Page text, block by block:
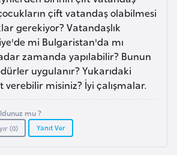
çift vatandaş olabilmesi
gerekiyor? Vatandaşlık
mi Bulgaristan'da mı
zamanda yapılabilir? Bunun
uygulanır? Yukarıdaki
verebilir misiniz? İyi çalışmalar.
mu ?
(0) Yanıt Ver